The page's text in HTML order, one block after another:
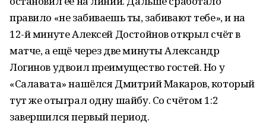
правило «не забиваешь ты, забивают тебе», и на
12-й минуте Алексей Достойнов открыл счёт в
матче, а ещё через две минуты Александр
Логинов удвоил преимущество гостей. Но у
«Салавата» нашёлся Дмитрий Макаров, который
тут же отыграл одну шайбу. Со счётом 1:2
завершился первый период.